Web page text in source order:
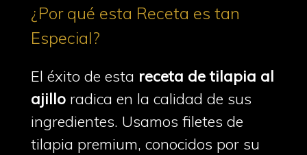
¿Por qué esta Receta es tan
Especial?
El éxito de esta receta de tilapia al
ajillo radica en la calidad de sus
ingredientes. Usamos filetes de
tilapia premium, conocidos por su